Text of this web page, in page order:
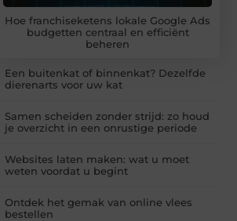
Hoe franchiseketens lokale Google Ads
budgetten centraal en efficiënt
beheren
Een buitenkat of binnenkat? Dezelfde
dierenarts voor uw kat
Samen scheiden zonder strijd: zo houd
je overzicht in een onrustige periode
Websites laten maken: wat u moet
weten voordat u begint
Ontdek het gemak van online vlees
bestellen